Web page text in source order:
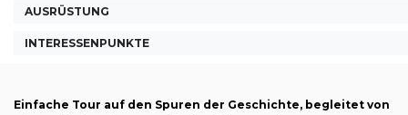
AUSRÜSTUNG
INTERESSENPUNKTE
Einfache Tour auf den Spuren der Geschichte, begleitet von